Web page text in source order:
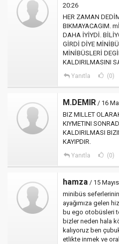
20:26
HER ZAMAN
BIKMAYACAGIM.
DAHA İYİYDİ.
GİRDİ DİYE
MİNİBÜSLERİ
KALDIRILMASINI
Yanıtla (0)
M.DEMIR / 16
BIZ MILLET
KIYMETINI
KALDIRILMASI
KAYIPDIR.
Yanıtla (0)
hamza / 15
minibüs seferlerinin
ayağımıza gelen
bu ego otobüsleri
bizler neden hala
kalıyoruz ben
etlikte inmek ve